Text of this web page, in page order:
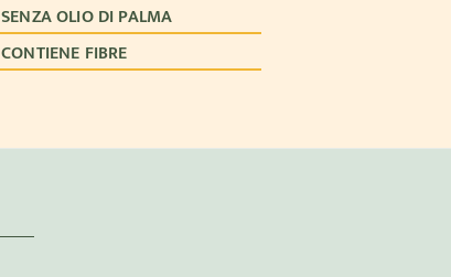
SENZA OLIO DI PALMA
CONTIENE FIBRE